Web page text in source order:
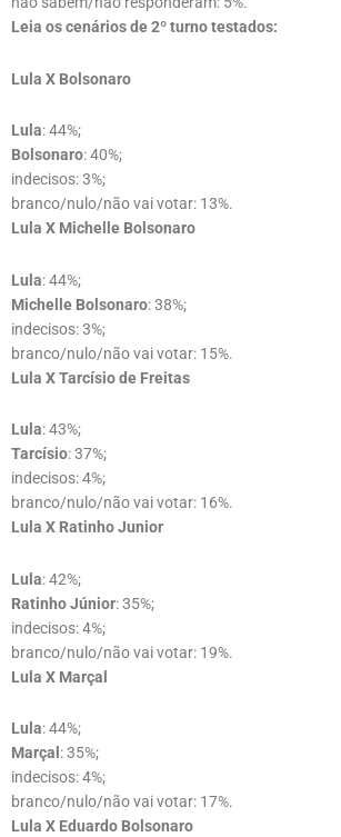
Leia os cenários de 2º turno testados:
Lula X Bolsonaro
Lula: 44%;
Bolsonaro: 40%;
indecisos: 3%;
branco/nulo/não vai votar: 13%.
Lula X Michelle Bolsonaro
Lula: 44%;
Michelle Bolsonaro: 38%;
indecisos: 3%;
branco/nulo/não vai votar: 15%.
Lula X Tarcísio de Freitas
Lula: 43%;
Tarcísio: 37%;
indecisos: 4%;
branco/nulo/não vai votar: 16%.
Lula X Ratinho Junior
Lula: 42%;
Ratinho Júnior: 35%;
indecisos: 4%;
branco/nulo/não vai votar: 19%.
Lula X Marçal
Lula: 44%;
Marçal : 35%;
indecisos: 4%;
branco/nulo/não vai votar: 17%.
Lula X Eduardo Bolsonaro